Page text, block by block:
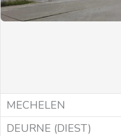
MECHELEN
DEURNE (DIEST)